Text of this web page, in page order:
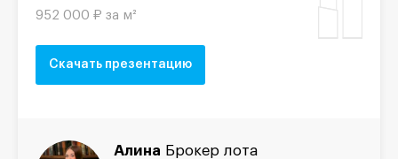
952 000 ₽ за м²
Скачать презентацию
Алина Брокер лота